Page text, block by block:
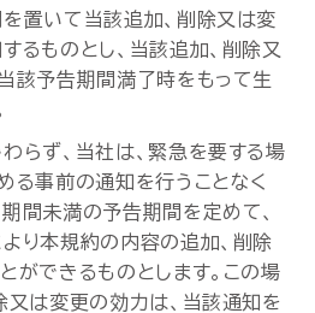
置いて当該追加、削除又は変
るものとし、当該追加、削除又
該予告期間満了時をもって生
らず、当社は、緊急を要する場
る事前の通知を行うことなく
間未満の予告期間を定めて、
り本規約の内容の追加、削除
ができるものとします。この場
又は変更の効力は、当該通知を